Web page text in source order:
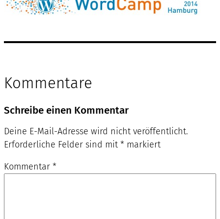
Kommentare
Schreibe einen Kommentar
Deine E-Mail-Adresse wird nicht veröffentlicht.
Erforderliche Felder sind mit * markiert
Kommentar *